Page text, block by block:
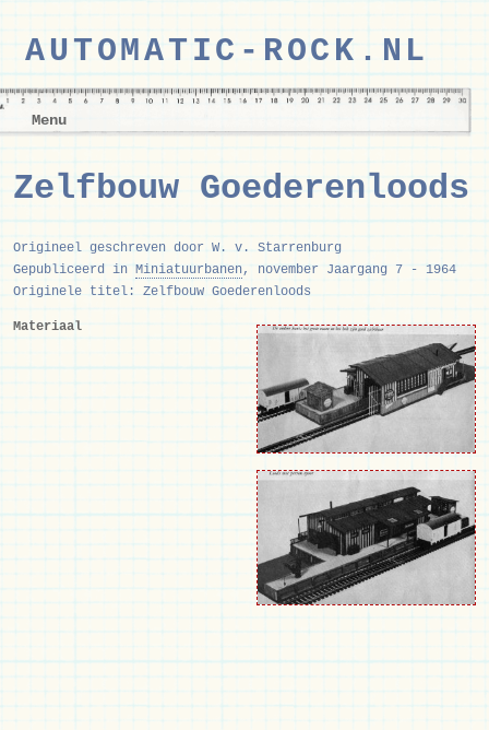
AUTOMATIC-ROCK.NL
Menu
Zelfbouw Goederenloods
Origineel geschreven door W. v. Starrenburg
Gepubliceerd in Miniatuurbanen, november Jaargang 7 - 1964
Originele titel: Zelfbouw Goederenloods
Materiaal